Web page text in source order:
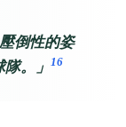
倒性的姿
。」 16